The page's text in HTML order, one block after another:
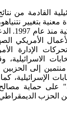
القادمة من
معنية بتغيير
الداخلية
الأمريكي
الإدارة
إلى الحزبين
حماية مصالح
الحزب